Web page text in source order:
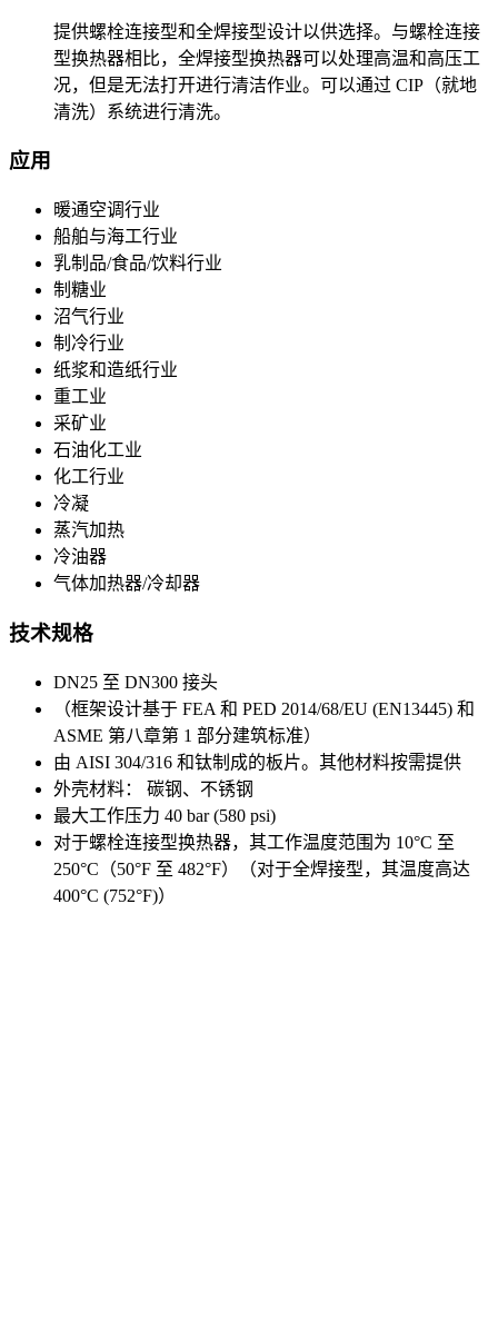
提供螺栓连接型和全焊接型设计以供选择。与螺栓连接
型换热器相比，全焊接型换热器可以处理高温和高压工
况，但是无法打开进行清洁作业。可以通过 CIP（就地
清洗）系统进行清洗。
应用
暖通空调行业
船舶与海工行业
乳制品/食品/饮料行业
制糖业
沼气行业
制冷行业
纸浆和造纸行业
重工业
采矿业
石油化工业
化工行业
冷凝
蒸汽加热
冷油器
气体加热器/冷却器
技术规格
DN25 至 DN300 接头
（框架设计基于 FEA 和 PED 2014/68/EU (EN13445) 和
ASME 第八章第 1 部分建筑标准）
由 AISI 304/316 和钛制成的板片。其他材料按需提供
外壳材料： 碳钢、不锈钢
最大工作压力 40 bar (580 psi)
对于螺栓连接型换热器，其工作温度范围为 10°C 至
250°C（50°F 至 482°F）（对于全焊接型，其温度高达
400°C (752°F)）